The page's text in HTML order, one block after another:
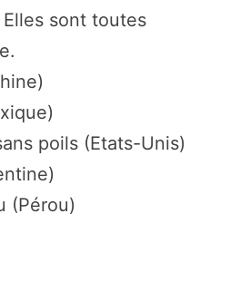
sont toutes
poils (Etats-Unis)
(Pérou)